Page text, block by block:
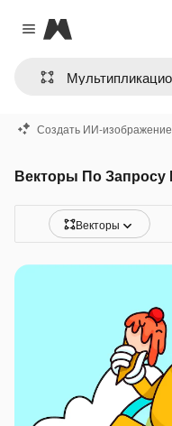
Close menu
Magnific
Создать ИИ-изображение
Векторы